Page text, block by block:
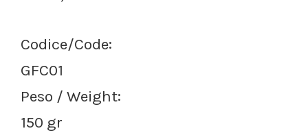
Codice/Code:
GFC01
Peso / Weight:
150 gr